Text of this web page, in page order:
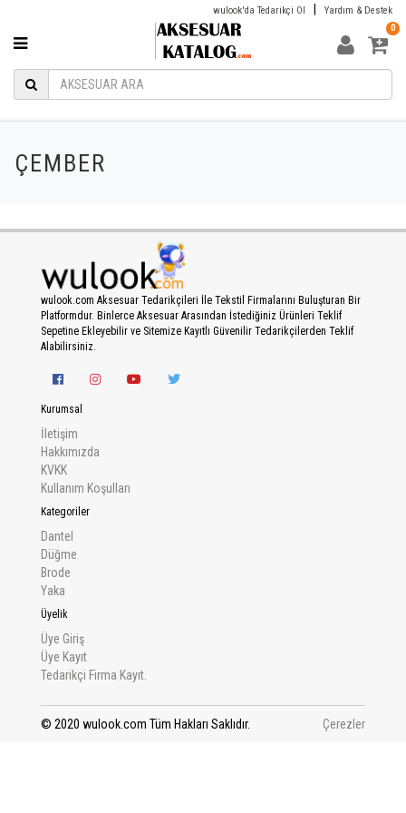
wulook'da Tedarikçi Ol Yardım & Destek
0
ÇEMBER
wulook.com Aksesuar Tedarikçileri İle Tekstil Firmalarını Buluşturan Bir
Platformdur. Binlerce Aksesuar Arasından İstediğiniz Ürünleri Teklif
Sepetine Ekleyebilir ve Sitemize Kayıtlı Güvenilir Tedarikçilerden Teklif
Alabilirsiniz.
Kurumsal
İletişim
Hakkımızda
KVKK
Kullanım Koşulları
Kategoriler
Dantel
Düğme
Brode
Yaka
Üyelik
Üye Giriş
Üye Kayıt
Tedarikçi Firma Kayıt.
© 2020 wulook.com Tüm Hakları Saklıdır. Çerezler